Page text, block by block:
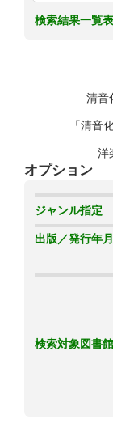
検索結果一覧
清音
「清音
洋
オプション
ジャンル指定
出版／発行年月
検索対象図書館